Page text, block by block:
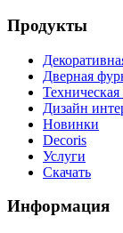
Продукты
Дверная
Дизайн
Новинки
Decoris
Услуги
Скачать
Информация